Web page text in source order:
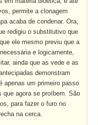
permite a clonagem
acaba de condenar. Ora,
redigiu o substitutivo que
ele mesmo previu que a
e logicamente,
ainda que as vede e as
demonstram
apenas um primeiro passo
que agora se proíbem. São
para fazer o furo no
na cerca.